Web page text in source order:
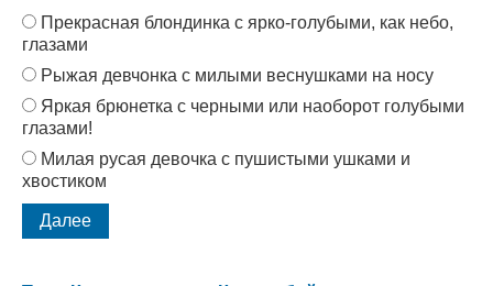
Прекрасная блондинка с ярко-голубыми, как небо,
глазами
Рыжая девчонка с милыми веснушками на носу
Яркая брюнетка с черными или наоборот голубыми
глазами!
Милая русая девочка с пушистыми ушками и
хвостиком